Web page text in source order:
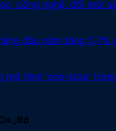
công nghệ, đổi mới
đầu năm tăng 5,7%
mô hình ‘one-stop’